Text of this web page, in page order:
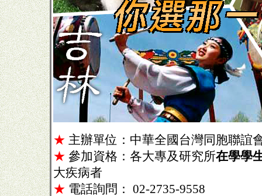
★ 主辦單位：中華全國台灣同胞聯誼
★ 參加資格：各大專及研究所在學學
大疾病者
★ 電話詢問： 02-2735-9558